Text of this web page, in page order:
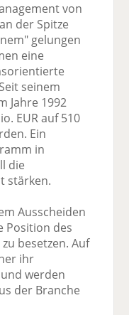
von
der Spitze
gelungen
eine
seinem
Jahre 1992
EUR auf 510
Ein
in
die
stärken.
Ausscheiden
Position des
besetzen. Auf
ihr
werden
der Branche